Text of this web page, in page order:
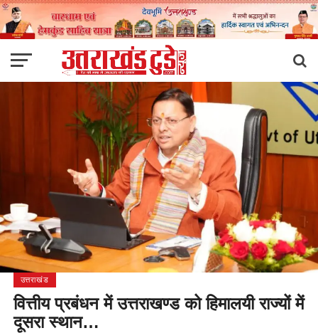
उत्तराखंड
वित्तीय प्रबंधन में उत्तराखण्ड को हिमालयी राज्यों में
दूसरा स्थान…